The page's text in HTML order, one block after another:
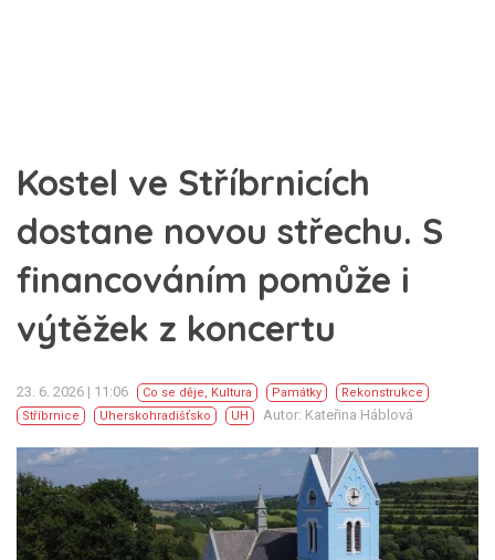
Kostel ve Stříbrnicích
dostane novou střechu. S
financováním pomůže i
výtěžek z koncertu
23. 6. 2026 | 11:06 Co se děje, Kultura Památky
Rekonstrukce
Stříbrnice
Uherskohradišťsko UH Autor: Kateřina Háblová